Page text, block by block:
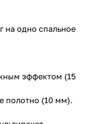
на одно спальное
эффектом (15
полотно (10 мм).